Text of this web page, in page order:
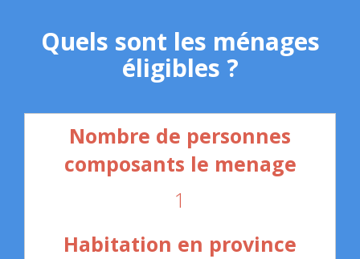
Quels sont les ménages
éligibles ?
1